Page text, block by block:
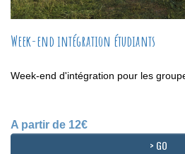
Week-end intégration étudiants
Week-end d'intégration pour les
A partir de 12€
> GO